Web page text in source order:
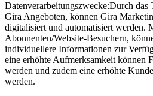
Datenverarbeitungszwecke:Durch das
Gira Angeboten, können Gira
digitalisiert und automatisiert werden.
Abonnenten/Website-Besuchern,
individuellere Informationen zur
eine erhöhte Aufmerksamkeit können
werden und zudem eine erhöhte
werden.